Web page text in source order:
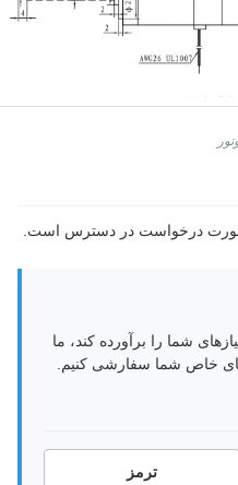
درخواست در دسترس است.
شما را برآورده کند، ما
خاص شما سفارشی کنیم.
ترمز